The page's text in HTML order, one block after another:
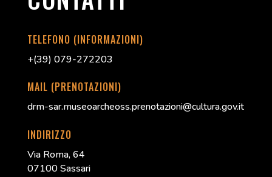
TELEFONO (INFORMAZIONI)
+(39) 079-272203
MAIL (PRENOTAZIONI)
drm-sar.museoarcheoss.prenotazioni@cultura.gov.it
INDIRIZZO
Via Roma, 64
07100 Sassari